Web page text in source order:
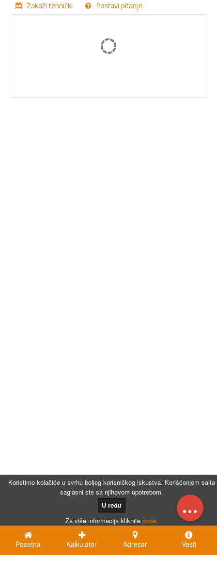
Koristimo kolačiće u svrhu boljeg korisničkog iskustva. Korišćenjem sajta
saglasni ste sa njihovom upotrebom.
U redu
Za više informacija kliknite ovde.
Zakaži tehnički Postavi pitanje
...
Početna Kalkulator Adresar Vesti